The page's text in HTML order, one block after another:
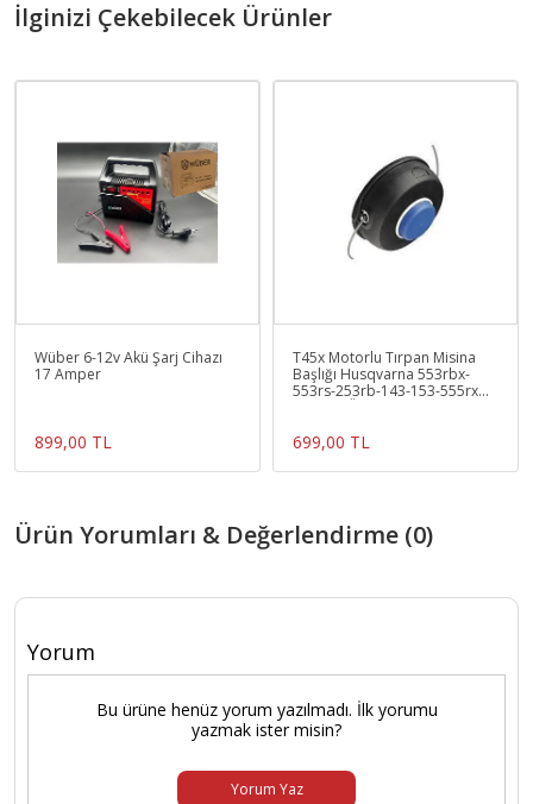
İlginizi Çekebilecek Ürünler
Wüber 6-12v Akü Şarj Cihazı
17 Amper
899,00 TL
T45x Motorlu Tırpan Misina
Başlığı Husqvarna 553rbx-
553rs-253rb-143-153-555rx
699,00 TL
Ürün Yorumları & Değerlendirme (0)
Yorum
Bu ürüne henüz yorum yazılmadı. İlk yorumu
yazmak ister misin?
Yorum Yaz